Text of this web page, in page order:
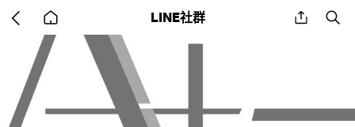
back
home
LINE社群 share